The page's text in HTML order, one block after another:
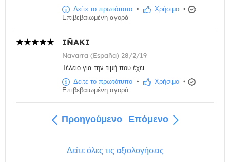
Δείτε το πρωτότυπο • Χρήσιμο •
Επιβεβαιωμένη αγορά
IÑAKI
Navarra (España) 28/2/19
Τέλειο για την τιμή που έχει
Δείτε το πρωτότυπο • Χρήσιμο •
Επιβεβαιωμένη αγορά
Προηγούμενο Επόμενο
Δείτε όλες τις αξιολογήσεις